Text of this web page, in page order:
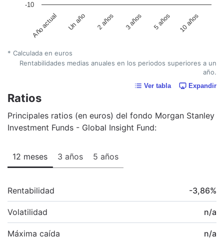
Año actual Un año 2 años 3 años 5 años 10 años
-10
* Calculada en euros
Rentabilidades medias anuales en los periodos superiores a un
año.
Ver tabla Expandir
Ratios
Principales ratios (en euros) del fondo Morgan Stanley
Investment Funds - Global Insight Fund:
12 meses 3 años 5 años
Rentabilidad -3,86%
Volatilidad n/a
Máxima caída n/a